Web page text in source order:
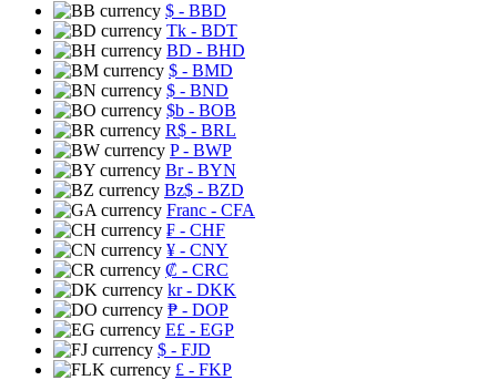
$ - BBD
Tk - BDT
BD - BHD
$ - BMD
$ - BND
$b - BOB
R$ - BRL
P- BWP
Br- BYN
Bz$ - BZD
Franc - CFA
₣ - CHF
¥ - CNY
₡ - CRC
kr- DKK
₱ - DOP
E£ - EGP
$ - FJD
£ - FKP